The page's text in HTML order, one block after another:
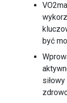
być